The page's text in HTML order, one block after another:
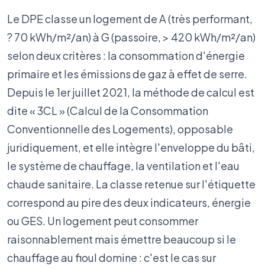
Le DPE classe un logement de A (très performant,
? 70 kWh/m²/an) à G (passoire, > 420 kWh/m²/an)
selon deux critères : la consommation d'énergie
primaire et les émissions de gaz à effet de serre.
Depuis le 1er juillet 2021, la méthode de calcul est
dite « 3CL » (Calcul de la Consommation
Conventionnelle des Logements), opposable
juridiquement, et elle intègre l'enveloppe du bâti,
le système de chauffage, la ventilation et l'eau
chaude sanitaire. La classe retenue sur l'étiquette
correspond au pire des deux indicateurs, énergie
ou GES. Un logement peut consommer
raisonnablement mais émettre beaucoup si le
chauffage au fioul domine : c'est le cas sur